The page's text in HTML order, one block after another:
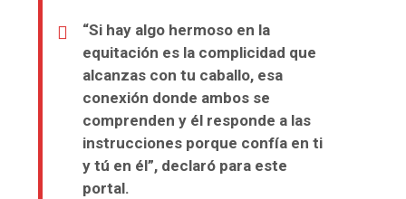
“Si hay algo hermoso en la
equitación es la complicidad que
alcanzas con tu caballo, esa
conexión donde ambos se
comprenden y él responde a las
instrucciones porque confía en ti
y tú en él”, declaró para este
portal.